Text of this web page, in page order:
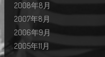
2008年8月
2007年8月
2006年9月
2005年11月